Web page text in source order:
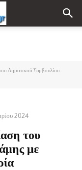
Δημοτικού Συμβουλίου
2024
του
με